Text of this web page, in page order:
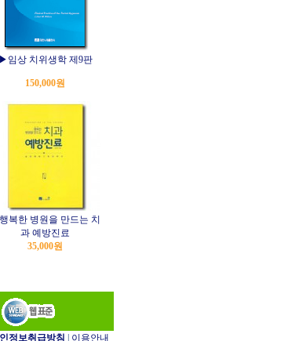
▶임상 치위생학 제9판
150,000원
복한 병원을 만드는 치
과 예방진료
35,000원
정보취급방침 이용안내